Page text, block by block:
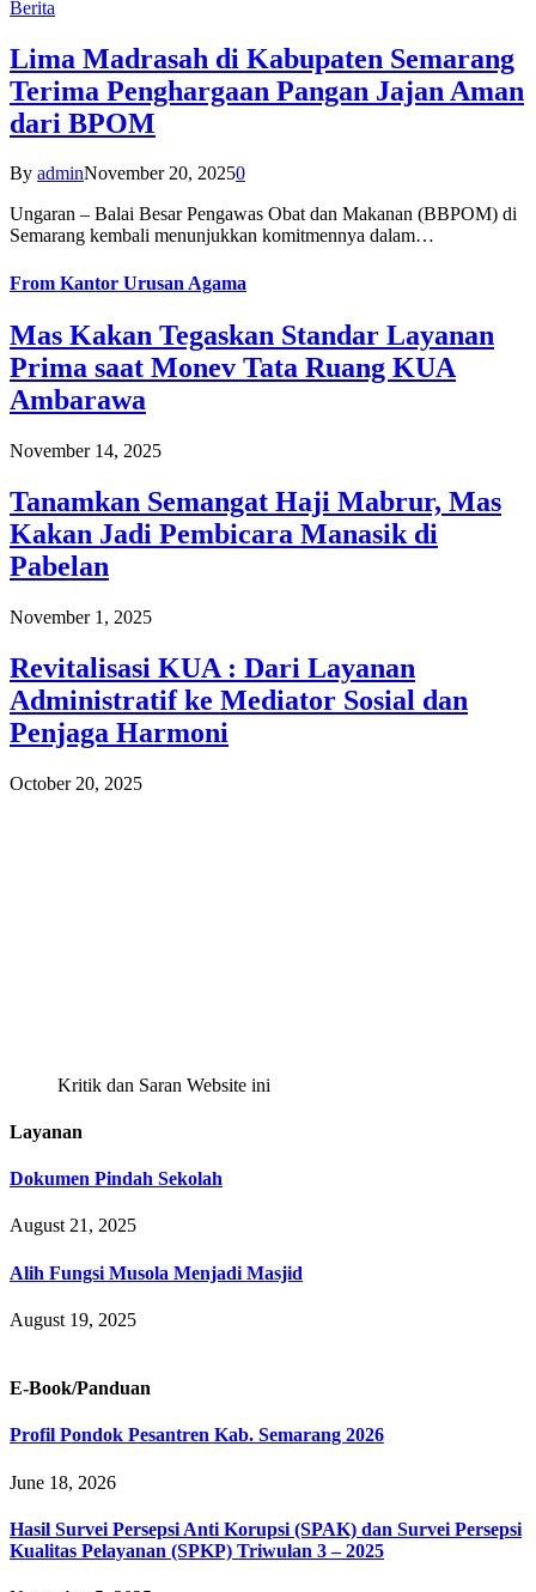
Berita
Lima Madrasah di Kabupaten Semarang
Terima Penghargaan Pangan Jajan Aman
dari BPOM
By adminNovember 20, 20250
Ungaran – Balai Besar Pengawas Obat dan Makanan (BBPOM) di
Semarang kembali menunjukkan komitmennya dalam…
From Kantor Urusan Agama
Mas Kakan Tegaskan Standar Layanan
Prima saat Monev Tata Ruang KUA
Ambarawa
November 14, 2025
Tanamkan Semangat Haji Mabrur, Mas
Kakan Jadi Pembicara Manasik di
Pabelan
November 1, 2025
Revitalisasi KUA : Dari Layanan
Administratif ke Mediator Sosial dan
Penjaga Harmoni
October 20, 2025
Kritik dan Saran Website ini
Layanan
Dokumen Pindah Sekolah
August 21, 2025
Alih Fungsi Musola Menjadi Masjid
August 19, 2025
E-Book/Panduan
Profil Pondok Pesantren Kab. Semarang 2026
June 18, 2026
Hasil Survei Persepsi Anti Korupsi (SPAK) dan Survei Persepsi
Kualitas Pelayanan (SPKP) Triwulan 3 – 2025